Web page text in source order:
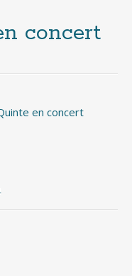
concert
en concert